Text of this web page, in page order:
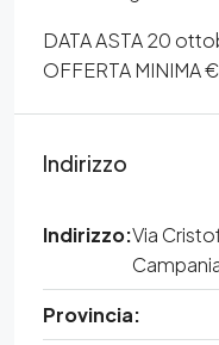
DATA ASTA 20
OFFERTA MINIMA
Indirizzo
Indirizzo:Via
Provincia: